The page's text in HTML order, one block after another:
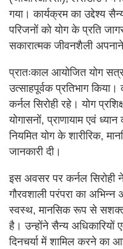
गया। कार्यक्रम का उद्देश्य
परिजनों को योग के प्रति
सकारात्मक जीवनशैली
प्रातःकाल आयोजित योग
उत्साहपूर्वक प्रतिभाग
कर्नल सिरोही रहे। योग
योगासनों, प्राणायाम एवं
नियमित योग के शारीरिक,
जानकारी दी।
इस अवसर पर कर्नल सिरोही
गौरवशाली परंपरा का
स्वस्थ, मानसिक रूप से
है। उन्होंने सैन्य अधिकारियों
दिनचर्या में शामिल करने का